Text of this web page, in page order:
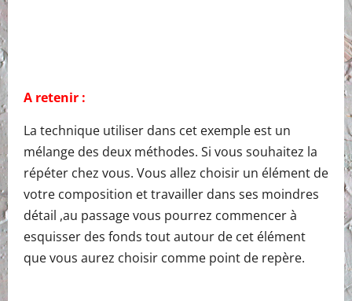
A retenir :
La technique utiliser dans cet exemple est un
mélange des deux méthodes. Si vous souhaitez la
répéter chez vous. Vous allez choisir un élément de
votre composition et travailler dans ses moindres
détail ,au passage vous pourrez commencer à
esquisser des fonds tout autour de cet élément
que vous aurez choisir comme point de repère.